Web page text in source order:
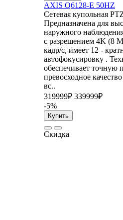
AXIS Q6128-E 50HZ
Сетевая купольная
Предназначена для
наружного
с разрешением 4K (8
кадр/с, имеет 12 -
автофокусировку .
обеспечивает точную
превосходное
вс..
319999₽ 339999₽
-5%
Купить
Скидка